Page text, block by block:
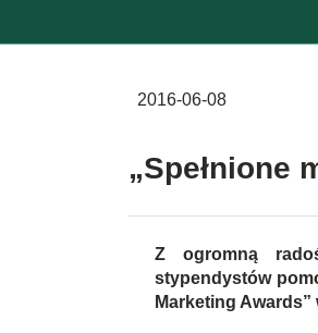
2016-06-08
„Spełnione
Z ogromną
stypendystów
Marketing Awards”